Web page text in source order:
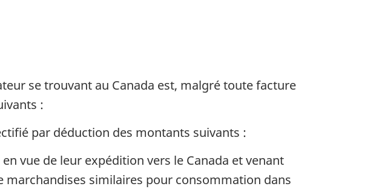
se trouvant au Canada est, malgré toute facture
:
par déduction des montants suivants :
vue de leur expédition vers le Canada et venant
marchandises similaires pour consommation dans